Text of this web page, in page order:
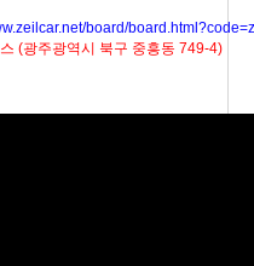
board/
(광주광역시 북구 중흥동 749-4)